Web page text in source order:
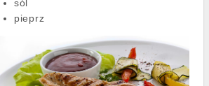
sól
pieprz